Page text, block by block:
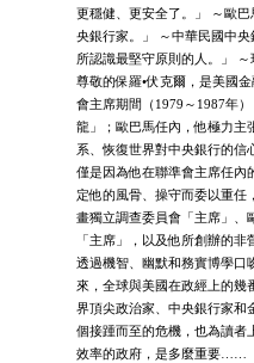
更穩健、更安全了。」 ～歐
央銀行家。」 ～中華民國中
所認識最堅守原則的人。」
尊敬的保羅•伏克爾，是美國
會主席期間（1979～1987年
龍」；歐巴馬任內，他極力主
系、恢復世界對中央銀行的信
僅是因為他在聯準會主席任內
定他的風骨、操守而委以重任
畫獨立調查委員會「主席」、
「主席」，以及他所創辦的非
透過機智、幽默和務實博學口
來，全球與美國在政經上的幾
界頂尖政治家、中央銀行家和
個接踵而至的危機，也為讀者
效率的政府，是多麼重要……